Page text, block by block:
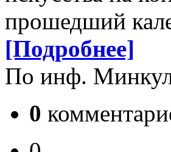
прошедший
[Подробнее]
По инф.
0